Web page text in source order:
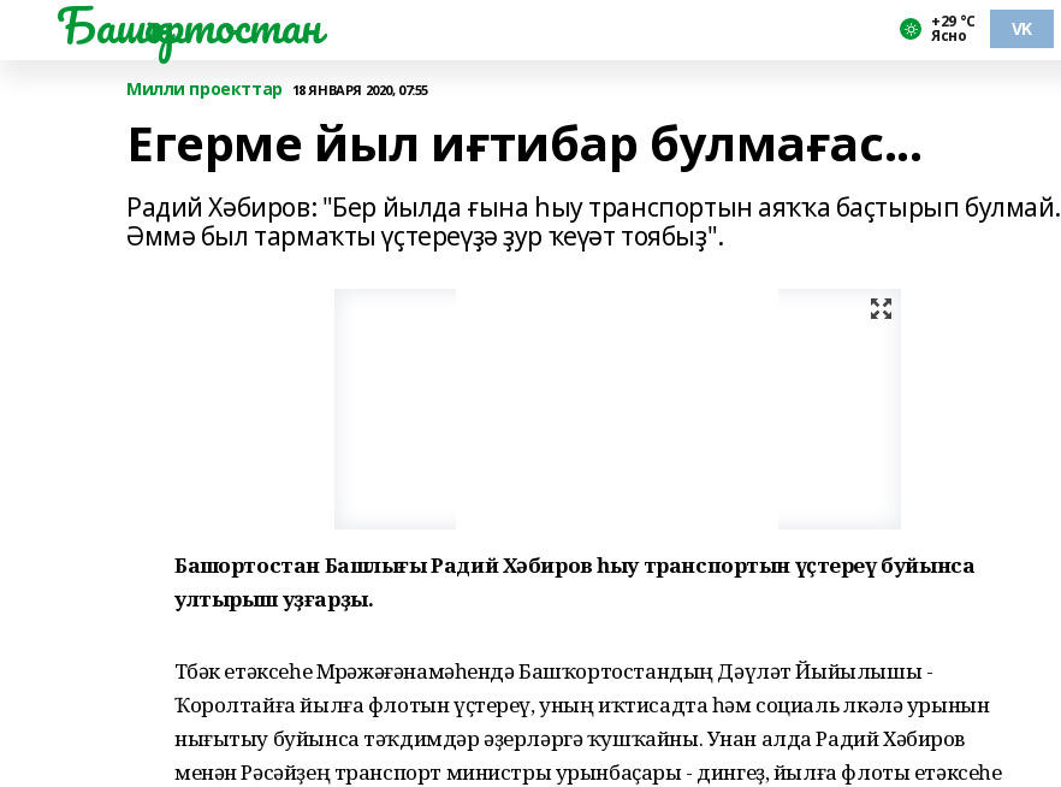
Башҡортостан +29 °С
Ясно VK
Милли проекттар 18 ЯНВАРЯ 2020, 07:55
Егерме йыл иғтибар булмағас...
Радий Хәбиров: "Бер йылда ғына һыу транспортын аяҡҡа баҫтырып булмай.
Әммә был тармаҡты үҫтереүҙә ҙур ҡеүәт тоябыҙ".
Башҡортостан Башлығы Радий Хәбиров һыу транспортын үҫтереү буйынса
ултырыш уҙғарҙы.
Төбәк етәксеһе Мөрәжәғәнамәһендә Башҡортостандың Дәүләт Йыйылышы -
Ҡоролтайға йылға флотын үҫтереү, уның иҡтисадта һәм социаль өлкәлә урынын
нығытыу буйынса тәҡдимдәр әҙерләргә ҡушҡайны. Унан алда Радий Хәбиров
менән Рәсәйҙең транспорт министры урынбаҫары - дингеҙ, йылға флоты етәксеһе